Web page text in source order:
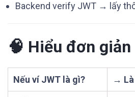
Backend verify JWT → lấy
🧠 Hiểu đơn giản
Nếu ví JWT là gì? → Là